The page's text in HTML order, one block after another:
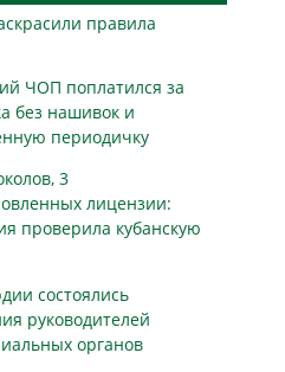
правила
ЧОП поплатился за
без нашивок и
периодичку
3
лицензии:
проверила кубанскую
состоялись
руководителей
органов